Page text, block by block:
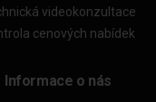
videokonzultace
cenových nabídek
Informace o nás